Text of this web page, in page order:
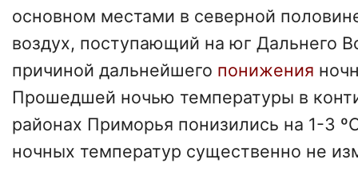
основном местами в северной
воздух, поступающий на юг Дальнего
причиной дальнейшего понижения
Прошедшей ночью температуры в
районах Приморья понизились на 1-3
ночных температур существенно не